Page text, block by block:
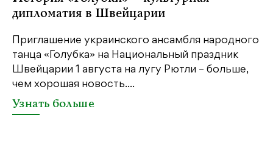
дипломатия в Швейцарии
Приглашение украинского ансамбля народного
танца «Голубка» на Национальный праздник
Швейцарии 1 августа на лугу Рютли – больше,
чем хорошая новость....
Узнать больше